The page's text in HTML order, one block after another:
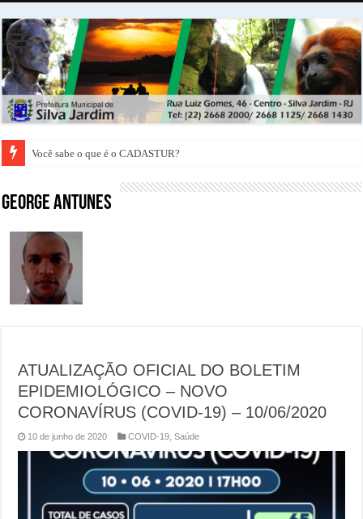
Você sabe o que é o CADASTUR?
George Antunes
ATUALIZAÇÃO OFICIAL DO BOLETIM
EPIDEMIOLÓGICO – NOVO
CORONAVÍRUS (COVID-19) – 10/06/2020
10 de junho de 2020 COVID-19 ,Saúde